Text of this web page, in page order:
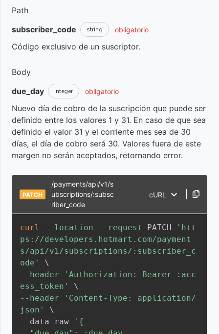
Path
subscriber_code
string obligatorio
Código exclusivo de un suscriptor.
Body
due_day
integer obligatorio
Nuevo día de cobro de la suscripción que puede ser
definido entre los valores 1 y 31. En caso de que sea
definido el valor 31 y el corriente mes sea de 30
días, el día de cobro será 30. Valores fuera de este
margen no serán aceptados, retornando error.
PATCH
/payments/api/v1/s
ubscriptions/:subsc
riber_code
cURL
curl --location --request PATCH
'htt
ps://developers.hotmart.com/payment
s/api/v1/subscriptions/:subscriber_c
ode'
\
--header
'Authorization: Bearer :acc
ess_token'
\
--header
'Content-Type: application/
json'
\
--data-raw
'{
Identificar el
de los
Hotmart
Club
Aprender
buenas
prácticas
de uso de
y APIs
para
optimizar
tus
procesos
Usar
webhook
para
obtener
datos de
suscripción
cobrar lista
de
Alterar
del
cobro
Generar
Boleto
Bancário
de
HTTP
cancelación
suscripción
Evento
de
cambio
de Plan
Evento
de
abandono
de carrito
Eventos
de
solicitud
Evento de
cambio en
el día de